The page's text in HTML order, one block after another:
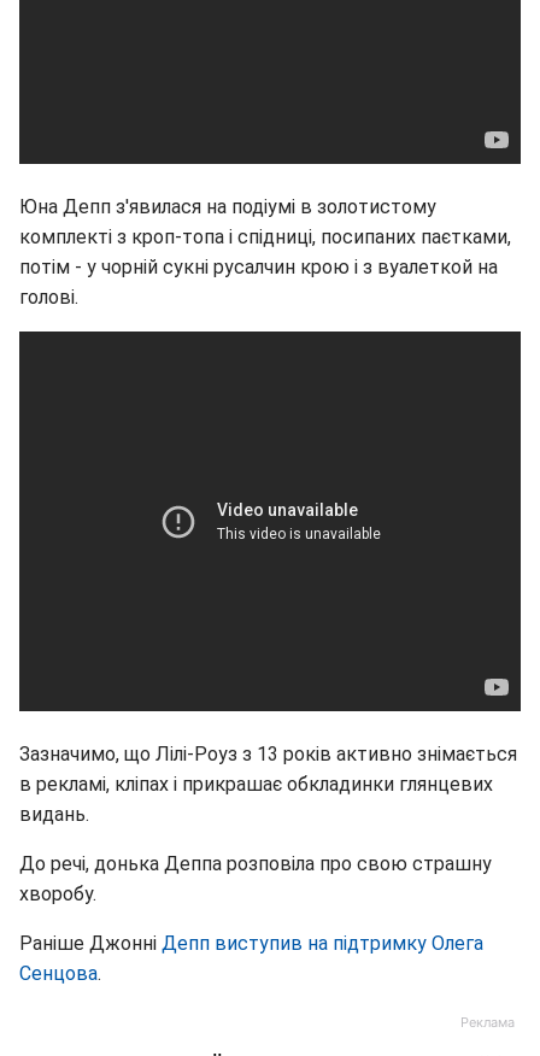
Юна Депп з'явилася на подіумі в золотистому
комплекті з кроп-топа і спідниці, посипаних паєтками,
потім - у чорній сукні русалчин крою і з вуалеткой на
голові.
Зазначимо, що Лілі-Роуз з 13 років активно знімається
в рекламі, кліпах і прикрашає обкладинки глянцевих
видань.
До речі, донька Деппа розповіла про свою страшну
хворобу.
Раніше Джонні Депп виступив на підтримку Олега
Сенцова.